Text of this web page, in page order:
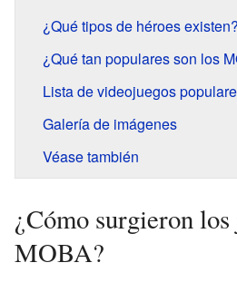
¿Qué tipos de héroes existen?
¿Qué tan populares son los
Lista de videojuegos
Galería de imágenes
Véase también
¿Cómo surgieron los
MOBA?